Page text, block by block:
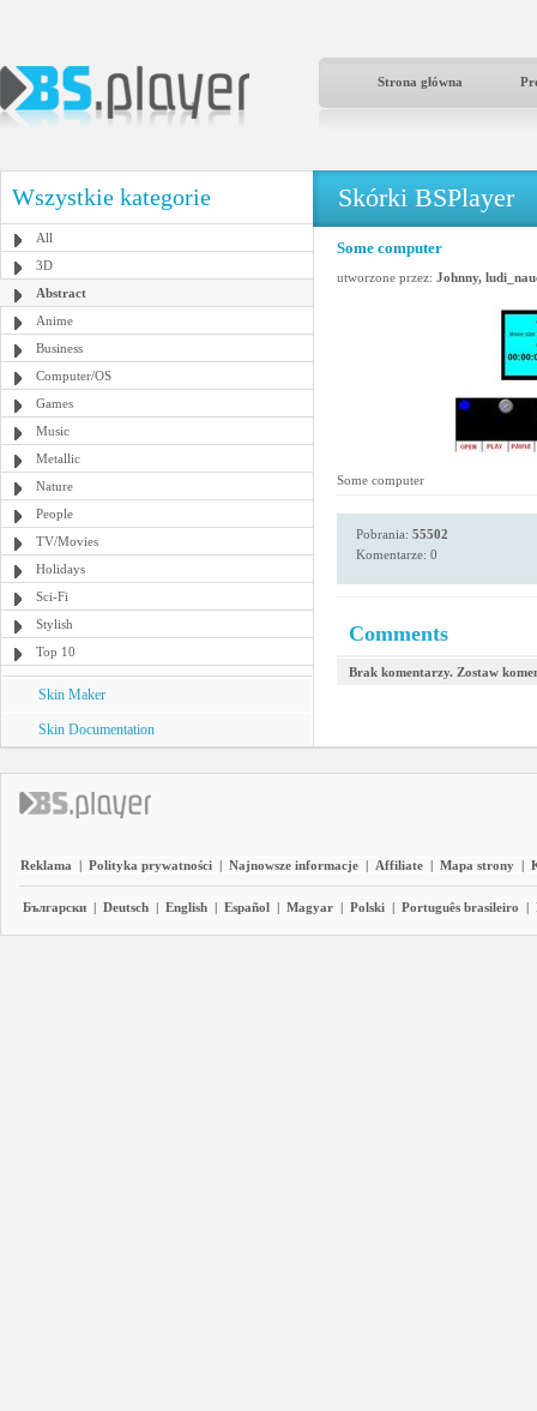
Strona główna
Wszystkie kategorie
All
3D
Abstract
Anime
Business
Computer/OS
Games
Music
Metallic
Nature
People
TV/Movies
Holidays
Sci-Fi
Stylish
Top 10
Skin Maker
Skin Documentation
Skórki BSPlayer
Some computer
utworzone przez: Johnny,
Some computer
Pobrania: 55502
Komentarze: 0
Comments
Brak komentarzy. Zostaw
Reklama | Polityka prywatności | Najnowsze informacje | Affiliate | Mapa strony |
Български | Deutsch | English | Español | Magyar | Polski | Português brasileiro |